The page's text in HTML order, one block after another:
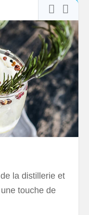
la distillerie et
touche de